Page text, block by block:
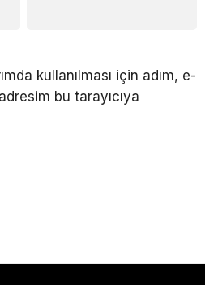
kullanılması için adım, e-
bu tarayıcıya